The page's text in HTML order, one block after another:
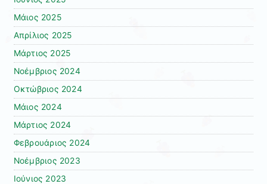
Μάιος 2025
Απρίλιος 2025
Μάρτιος 2025
Νοέμβριος 2024
Οκτώβριος 2024
Μάιος 2024
Μάρτιος 2024
Φεβρουάριος 2024
Νοέμβριος 2023
Ιούνιος 2023